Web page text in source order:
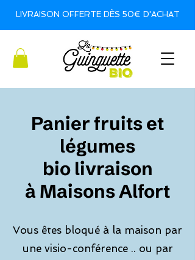
LIVRAISON OFFERTE DÈS 50€ D'ACHAT
Panier fruits et
légumes
bio livraison
à Maisons Alfort
Vous êtes bloqué à la maison par
une visio-conférence .. ou par